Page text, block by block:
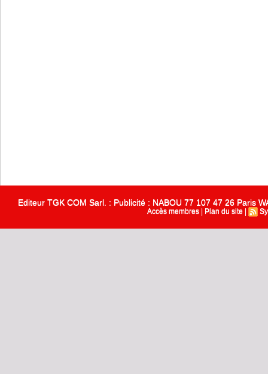
Editeur TGK COM Sarl. : Publicité : NABOU 77 107 47 26 Paris
Accès membres Plan du site